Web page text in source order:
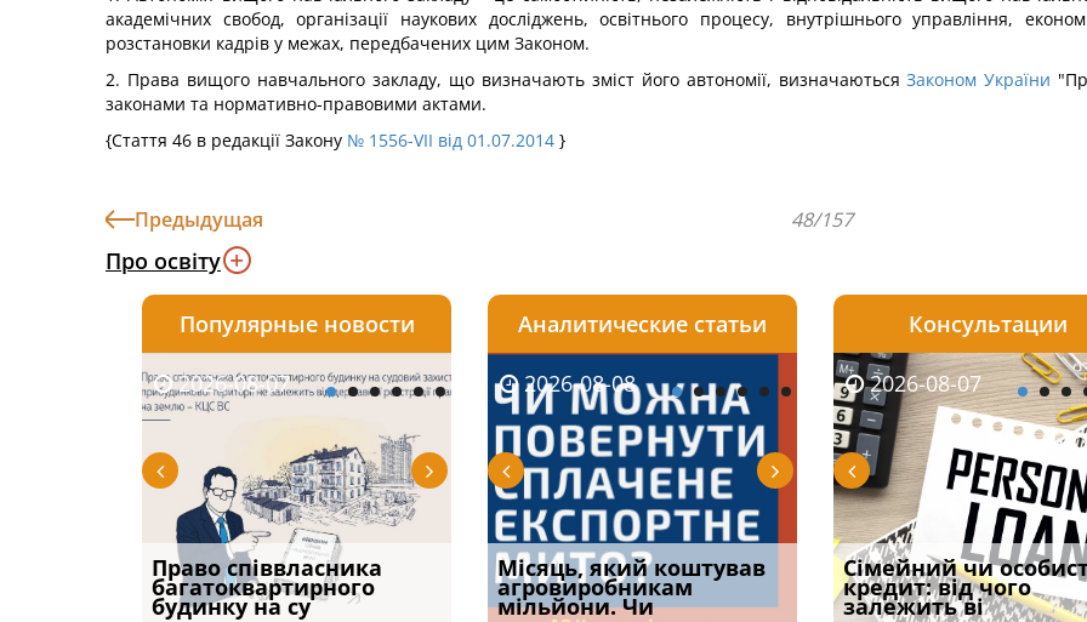
академічних свобод, організації наукових досліджень, освітнього процесу, внутрішнього управління,
розстановки кадрів у межах, передбачених цим Законом.
2. Права вищого навчального закладу, що визначають зміст його автономії, визначаютьсяЗаконом України
законами та нормативно-правовими актами.
{Стаття 46 в редакції Закону № 1556-VII від 01.07.2014 }
Предыдущая 48/157
Про освіту
Популярные новости
2026-08-07
Право співвласника
багатоквартирного
будинку на су
2026-08-06
Якщо суд встановив для
відшкодування шкоди
наявніс
2026-08-06
Документи, на яких не
проставляється
апостиль: пер
Аналитические статьи
2026-08-03
ФУНДАМЕНТАЛЬНА
ПРОБЛЕМА «СУДОВОЇ
ПРАКТИКИ», АБО ПР
2026-08-08
Місяць, який коштував
агровиробникам
мільйони. Чи
2026-08-07
Огляд практики ВС від
Ростислава Кравця, що
опублі
Консультации
2026-08-05
Чи потрібна ФОП
печатка у 2026 році:
правила засто
2026-08-07
Сімейний чи
кредит: від чого
залежить ві
2026-07-30
Восьмий ААС
підтвердив, що
може скас